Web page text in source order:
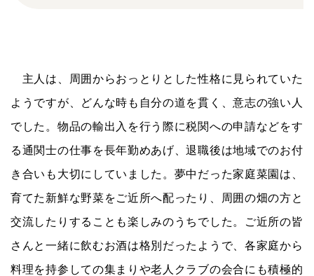
主人は、周囲からおっとりとした性格に見られていた
ようですが、どんな時も自分の道を貫く、意志の強い人
でした。物品の輸出入を行う際に税関への申請などをす
る通関士の仕事を長年勤めあげ、退職後は地域でのお付
き合いも大切にしていました。夢中だった家庭菜園は、
育てた新鮮な野菜をご近所へ配ったり、周囲の畑の方と
交流したりすることも楽しみのうちでした。ご近所の皆
さんと一緒に飲むお酒は格別だったようで、各家庭から
料理を持参しての集まりや老人クラブの会合にも積極的